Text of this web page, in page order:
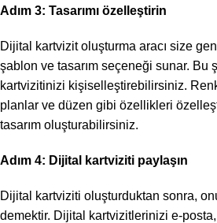
Adım 3: Tasarımı özelleştirin
Dijital kartvizit oluşturma aracı size
şablon ve tasarım seçeneği sunar. Bu
kartvizitinizi kişiselleştirebilirsiniz.
planlar ve düzen gibi özellikleri
tasarım oluşturabilirsiniz.
Adım 4: Dijital kartviziti paylaşın
Dijital kartviziti oluşturduktan sonra,
demektir. Dijital kartvizitlerinizi e-